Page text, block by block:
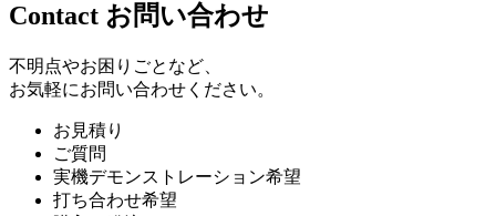
Contact お問い合わせ
不明点やお困りごとなど、
お気軽にお問い合わせください。
お見積り
ご質問
実機デモンストレーション希望
打ち合わせ希望